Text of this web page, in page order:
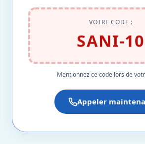
VOTRE CODE :
SANI-10
Mentionnez ce code lors de
Appeler